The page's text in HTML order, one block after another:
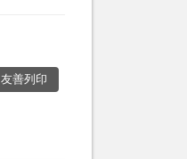
友善列印